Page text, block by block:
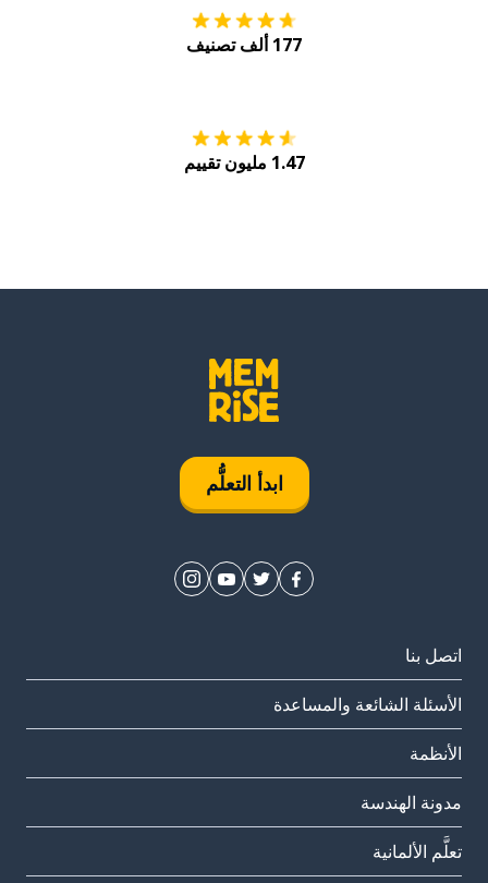
177 ألف تصنيف
1.47 مليون تقييم
ابدأ التعلُّم
اتصل بنا
الأسئلة الشائعة والمساعدة
الأنظمة
مدونة الهندسة
تعلَّم الألمانية